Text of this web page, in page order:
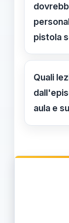
pistola
attivare
Quali
aula e
La
panico,
e